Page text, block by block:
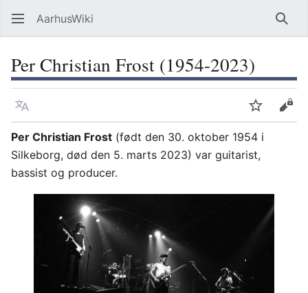
AarhusWiki Søg
Per Christian Frost (1954-2023)
Sprog OvervågVis
Per Christian Frost (født den 30. oktober 1954 i
Silkeborg, død den 5. marts 2023) var guitarist,
bassist og producer.